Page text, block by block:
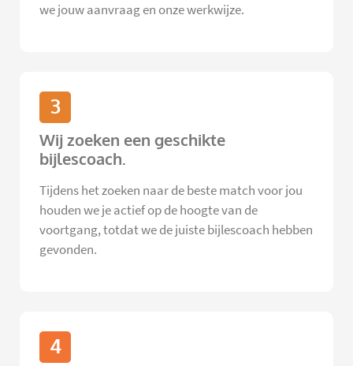
we jouw aanvraag en onze werkwijze.
3
Wij zoeken een geschikte
bijlescoach.
Tijdens het zoeken naar de beste match voor jou
houden we je actief op de hoogte van de
voortgang, totdat we de juiste bijlescoach hebben
gevonden.
4